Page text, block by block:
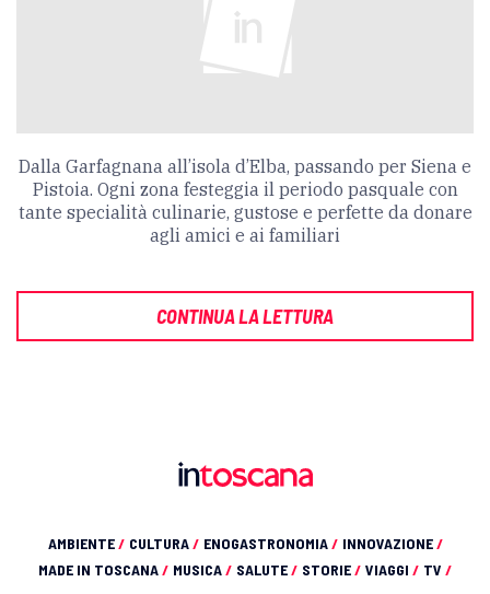
Dalla Garfagnana all’isola d’Elba, passando per Siena e
Pistoia. Ogni zona festeggia il periodo pasquale con
tante specialità culinarie, gustose e perfette da donare
agli amici e ai familiari
CONTINUA LA LETTURA
AMBIENTE/ CULTURA/ ENOGASTRONOMIA/ INNOVAZIONE/
MADE IN TOSCANA/ MUSICA/ SALUTE/ STORIE/ VIAGGI / TV /